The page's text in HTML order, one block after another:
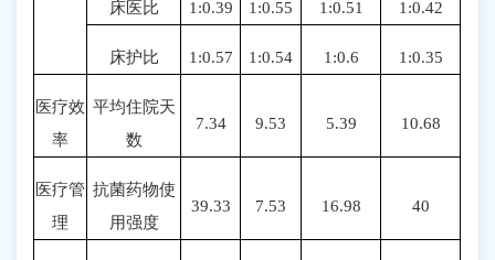
床医比 1:0.39 1:0.55 1:0.51 1:0.42
床护比 1:0.57 1:0.54 1:0.6 1:0.35
医疗效
率
平均住院天
数
7.34 9.53 5.39 10.68
医疗管
理
抗菌药物使
用强度
39.33 7.53 16.98 40